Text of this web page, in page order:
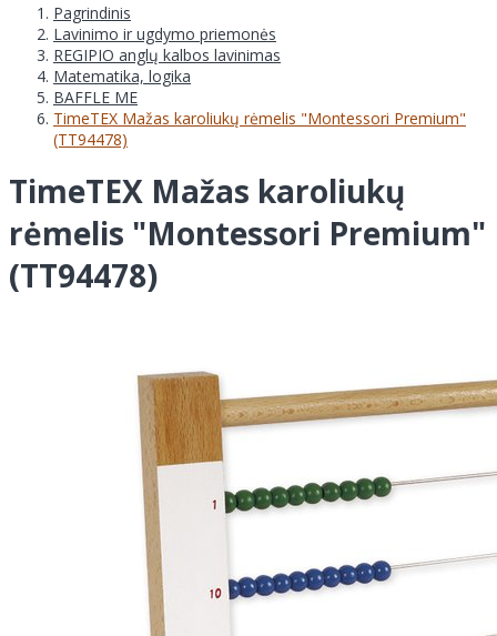
Pagrindinis
Lavinimo ir ugdymo priemonės
REGIPIO anglų kalbos lavinimas
Matematika, logika
BAFFLE ME
TimeTEX Mažas karoliukų rėmelis "Montessori Premium"
(TT94478)
TimeTEX Mažas karoliukų
rėmelis "Montessori Premium"
(TT94478)